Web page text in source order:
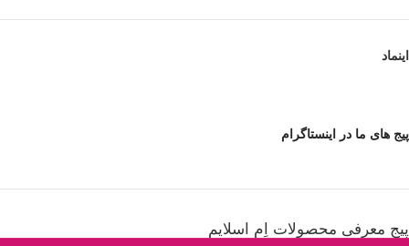
اینماد
پیج های ما در اینستاگرام
پیج معرفی محصولات اِم اسلایم